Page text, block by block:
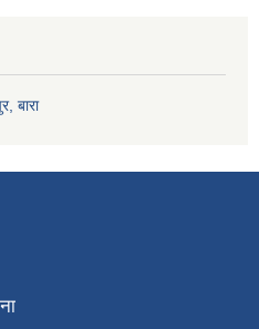
बारा